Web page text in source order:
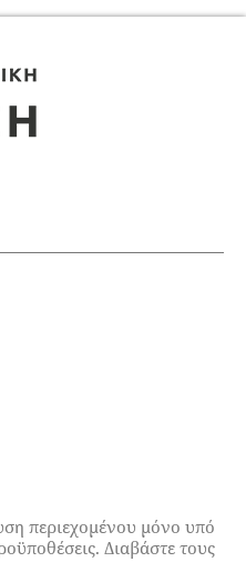
περιεχομένου μόνο υπό
Διαβάστε τους